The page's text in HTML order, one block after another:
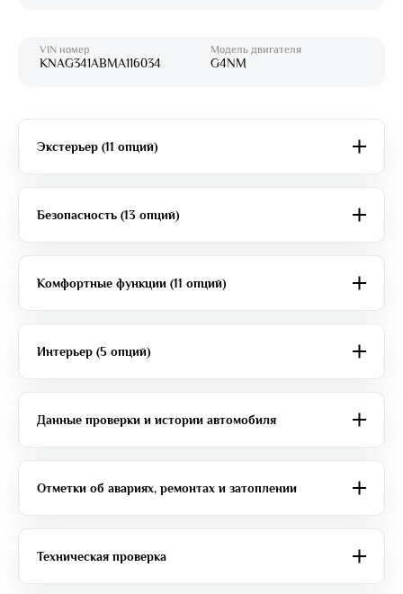
VIN номер
KNAG341ABMA116034
Модель двигателя
G4NM
Экстерьер (11 опций)
Безопасность (13 опций)
Комфортные функции (11 опций)
Интерьер (5 опций)
Данные проверки и истории автомобиля
Отметки об авариях, ремонтах и затоплении
Техническая проверка